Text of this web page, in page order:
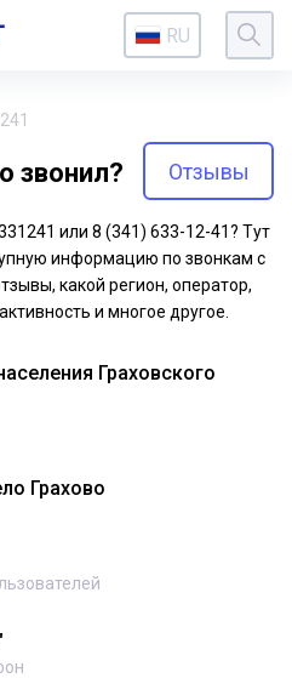
RU
звонил? Отзывы
или 8 (341) 633-12-41? Тут
информацию по звонкам с
какой регион, оператор,
и многое другое.
Граховского
Грахово